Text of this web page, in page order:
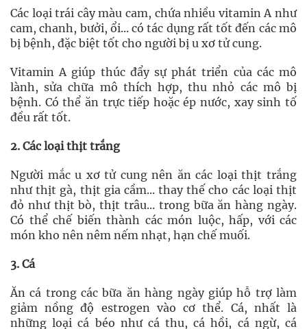
Các loại trái cây màu cam, chứa nhiều vitamin A như
cam, chanh, bưởi, ổi... có tác dụng rất tốt đến các mô
bị bệnh, đặc biệt tốt cho người bị u xơ tử cung.
Vitamin A giúp thúc đẩy sự phát triển của các mô
lành, sửa chữa mô thích hợp, thu nhỏ các mô bị
bệnh. Có thể ăn trực tiếp hoặc ép nước, xay sinh tố
đều rất tốt.
2. Các loại thịt trắng
Người mắc u xơ tử cung nên ăn các loại thịt trắng
như thịt gà, thịt gia cầm... thay thế cho các loại thịt
đỏ như thịt bò, thịt trâu... trong bữa ăn hàng ngày.
Có thể chế biến thành các món luộc, hấp, với các
món kho nên nêm nếm nhạt, hạn chế muối.
3. Cá
Ăn cá trong các bữa ăn hàng ngày giúp hỗ trợ làm
giảm nồng độ estrogen vào cơ thể. Cá, nhất là
những loại cá béo như cá thu, cá hồi, cá ngừ, cá